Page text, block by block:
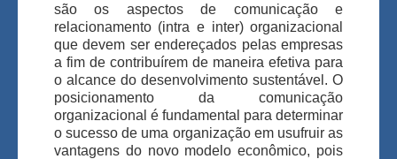
são os aspectos de comunicação e
relacionamento (intra e inter) organizacional
que devem ser endereçados pelas empresas
a fim de contribuírem de maneira efetiva para
o alcance do desenvolvimento sustentável. O
posicionamento da comunicação
organizacional é fundamental para determinar
o sucesso de uma organização em usufruir as
vantagens do novo modelo econômico, pois